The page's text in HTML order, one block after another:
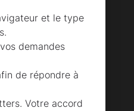
et le type
demandes
de répondre à
Votre accord